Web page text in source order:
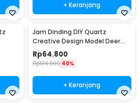
+ Keranjang
Jam Dinding DIY Quartz
Creative Design Model Deer
Head 80cm - Q8073
Rp64.800
Rp106.900 40%
+ Keranjang